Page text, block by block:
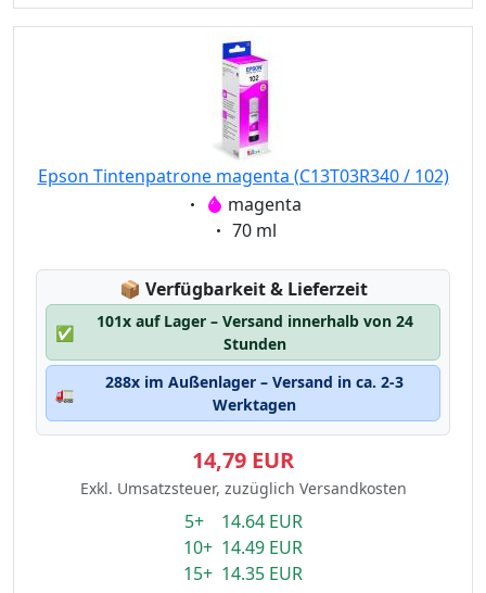
Epson Tintenpatrone magenta (C13T03R340 / 102)
Eigenschaft:
magenta
Eigenschaft:
70 ml
📦 Lagerstatus:
Verfügbarkeit & Lieferzeit
✅
101x auf Lager – Versand innerhalb von 24
Stunden
🚛
288x im Außenlager – Versand in ca. 2-3
Werktagen
14,79 EUR
Exkl. Umsatzsteuer, zuzüglich Versandkosten
5+ 14.64 EUR
10+ 14.49 EUR
15+ 14.35 EUR